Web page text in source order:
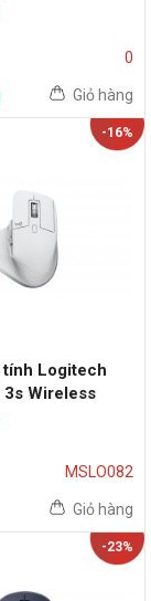
0
Giỏ hàng
-16%
tính Logitech
3s Wireless
MSLO082
Giỏ hàng
-23%